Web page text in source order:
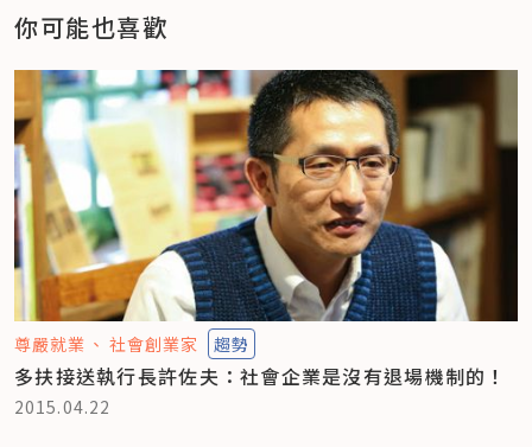
你可能也喜歡
尊嚴就業 社會創業家 趨勢
多扶接送執行長許佐夫：社會企業是沒有退場機制的！
2015.04.22